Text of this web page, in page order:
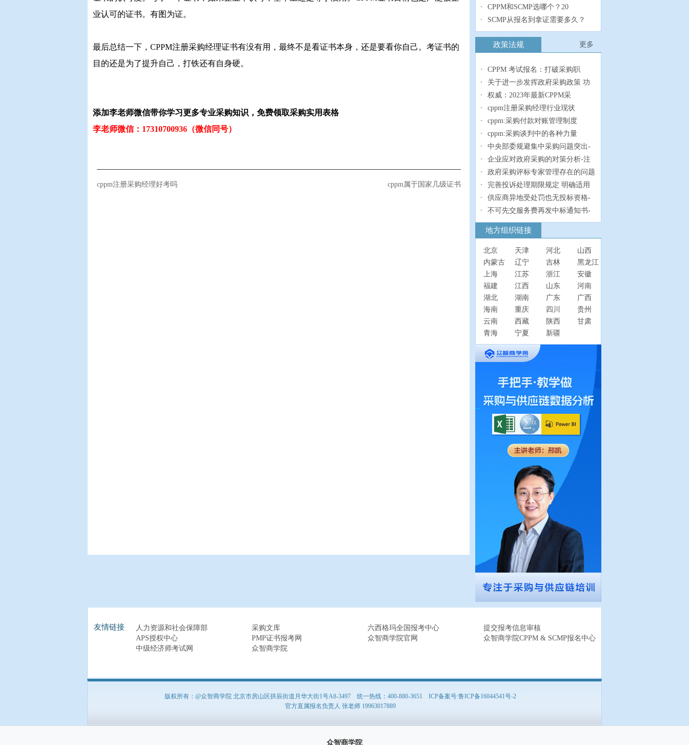
业认可的证书。有图为证。
最后总结一下，CPPM注册采购经理证书有没有用，最终不是看证书本身，还是要看你自己。考证书的
目的还是为了提升自己，打铁还有自身硬。
添加李老师微信带你学习更多专业采购知识，免费领取采购实用表格
李老师微信：17310700936（微信同号）
cppm注册采购经理好考吗 cppm属于国家几级证书
CPPM和SCMP选哪个？20
SCMP从报名到拿证需要多久？
更多
政策法规
CPPM 考试报名：打破采购职
关于进一步发挥政府采购政策 功
权威：2023年最新CPPM采
cppm注册采购经理行业现状
cppm:采购付款对账管理制度
cppm:采购谈判中的各种力量
中央部委规避集中采购问题突出-
企业应对政府采购的对策分析-注
政府采购评标专家管理存在的问题
完善投诉处理期限规定 明确适用
供应商异地受处罚也无投标资格-
不可先交服务费再发中标通知书-
地方组织链接
北京 天津 河北
山西
内蒙古
辽宁 吉林
黑龙江
上海
江苏 浙江
安徽
福建
江西 山东
河南
湖北
湖南 广东
广西
海南
重庆 四川
贵州
云南
西藏 陕西
甘肃
青海
宁夏 新疆
友情链接 人力资源和社会保障部 采购文库 六西格玛全国报考中心
提交报考信息审核
APS授权中心
PMP证书报考网 众智商学院官网
众智商学院CPPM & SCMP报名中心
中级经济师考试网
众智商学院
版权所有：@众智商学院 北京市房山区拱辰街道月华大街1号A8-3497 统一热线：400-880-3651 ICP备案号:鲁ICP备16044541号-2
官方直属报名负责人 张老师 19963017889
众智商学院